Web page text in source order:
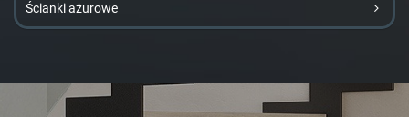
Ścianki ażurowe